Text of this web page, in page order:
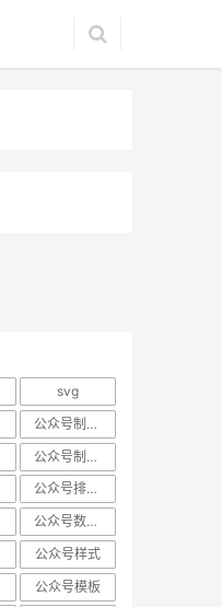
svg
公众号制作、公众号模板
公众号制作，公众号排版、微信编辑器
公众号排版，公众号素材
公众号数据分析
公众号样式
公众号模板